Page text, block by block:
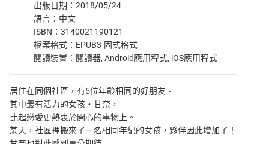
出版日期：2018/05/24
語言：中文
ISBN：3140021190121
檔案格式：EPUB3-固式格式
閱讀裝置：閱讀器, Android應用程式, iOS應用程式
居住在同個社區，有5位年齡相同的好朋友。
其中最有活力的女孩‧甘奈，
比起戀愛更熱衷於開心的事物上。
某天，社區裡搬來了一名相同年紀的女孩，夥伴因此增加了！